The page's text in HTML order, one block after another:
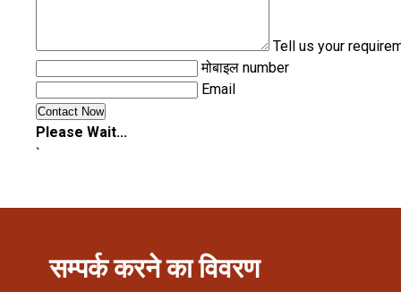
Tell us your
मोबाइल number
Email
Please Wait...
`
सम्पर्क करने का विवरण